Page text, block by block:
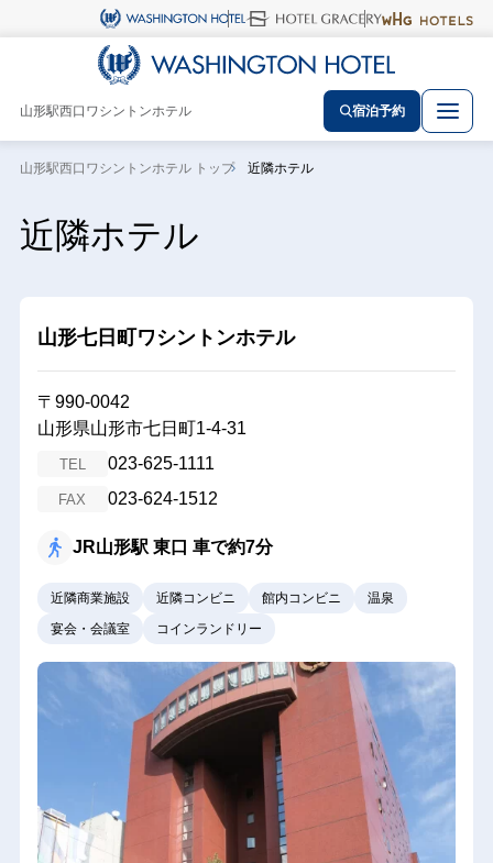
山形駅西口ワシントンホテル 宿泊予約
山形駅西口ワシントンホテル トップ 近隣ホテル
近隣ホテル
山形七日町ワシントンホテル
〒990-0042
山形県山形市七日町1-4-31
TEL 023-625-1111
FAX 023-624-1512
JR山形駅 東口 車で約7分
近隣商業施設 近隣コンビニ 館内コンビニ
温泉
宴会・会議室
コインランドリー